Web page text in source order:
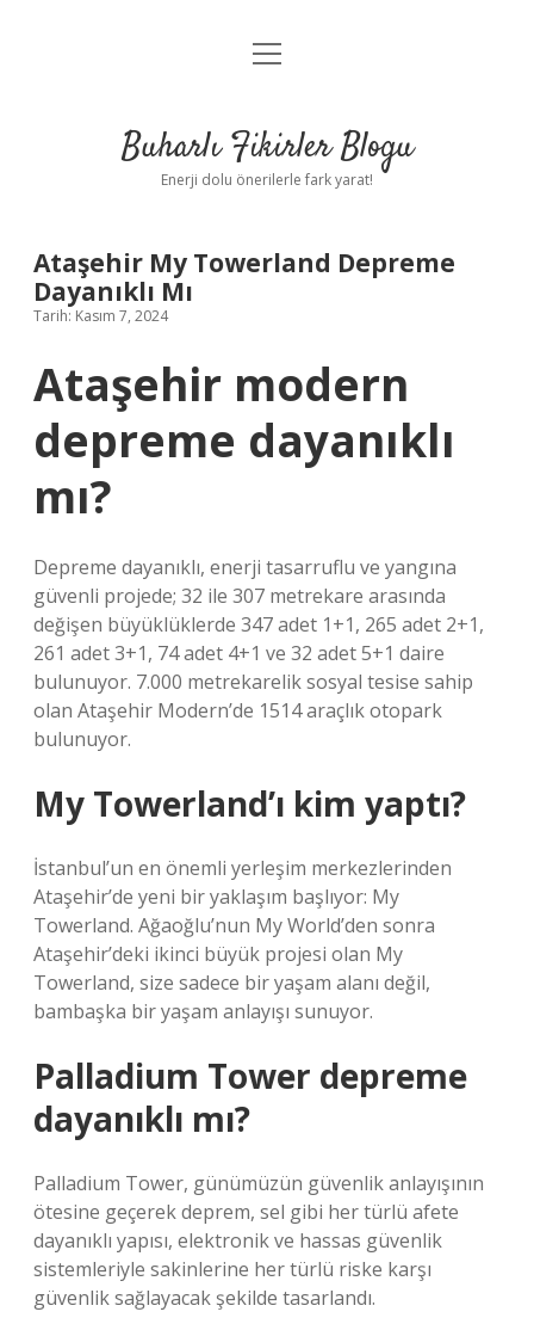
Anasayfa
Yasal Uyarı
menüyü
Buharlı Fikirler Blogu
Enerji dolu önerilerle fark yarat!
Ataşehir My Towerland Depreme
Dayanıklı Mı
Tarih: Kasım 7, 2024
Ataşehir modern
depreme dayanıklı
mı?
Depreme dayanıklı, enerji tasarruflu ve yangına
güvenli projede; 32 ile 307 metrekare arasında
değişen büyüklüklerde 347 adet 1+1, 265 adet 2+1,
261 adet 3+1, 74 adet 4+1 ve 32 adet 5+1 daire
bulunuyor. 7.000 metrekarelik sosyal tesise sahip
olan Ataşehir Modern’de 1514 araçlık otopark
bulunuyor.
My Towerland’ı kim yaptı?
İstanbul’un en önemli yerleşim merkezlerinden
Ataşehir’de yeni bir yaklaşım başlıyor: My
Towerland. Ağaoğlu’nun My World’den sonra
Ataşehir’deki ikinci büyük projesi olan My
Towerland, size sadece bir yaşam alanı değil,
bambaşka bir yaşam anlayışı sunuyor.
Palladium Tower depreme
dayanıklı mı?
Palladium Tower, günümüzün güvenlik anlayışının
ötesine geçerek deprem, sel gibi her türlü afete
dayanıklı yapısı, elektronik ve hassas güvenlik
sistemleriyle sakinlerine her türlü riske karşı
güvenlik sağlayacak şekilde tasarlandı.